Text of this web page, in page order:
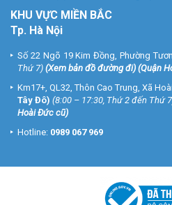
KHU VỰC MIỀN BẮC
Tp. Hà Nội
Số 22 Ngõ 19 Kim Đồng, Phường
Thứ 7) (Xem bản đồ đường đi) (Quận
Km17+, QL32, Thôn Cao Trung, Xã
Tây Đô) (8:00 – 17:30, Thứ 2 đến Thứ
Hoài Đức cũ)
Hotline: 0989 067 969